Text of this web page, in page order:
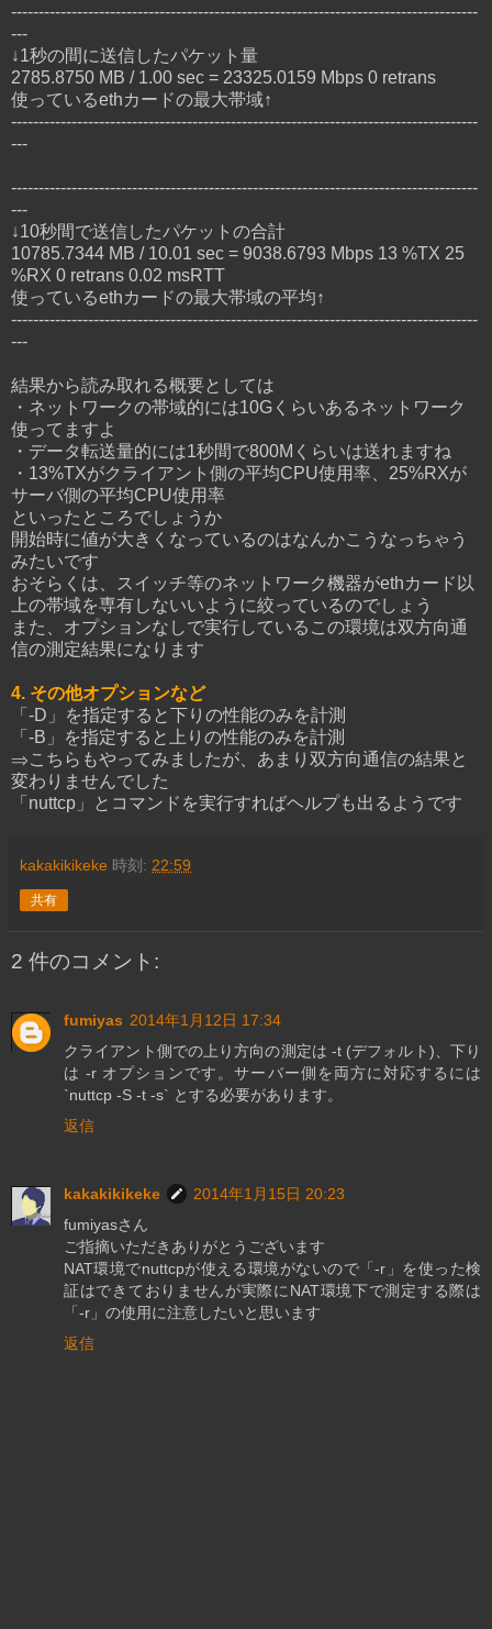
-------------------------------------------------------------------------------------
---
↓1秒の間に送信したパケット量
2785.8750 MB / 1.00 sec = 23325.0159 Mbps 0 retrans
使っているethカードの最大帯域↑
-------------------------------------------------------------------------------------
---
-------------------------------------------------------------------------------------
---
↓10秒間で送信したパケットの合計
10785.7344 MB / 10.01 sec = 9038.6793 Mbps 13 %TX 25
%RX 0 retrans 0.02 msRTT
使っているethカードの最大帯域の平均↑
-------------------------------------------------------------------------------------
---
結果から読み取れる概要としては
・ネットワークの帯域的には10Gくらいあるネットワーク
使ってますよ
・データ転送量的には1秒間で800Mくらいは送れますね
・13%TXがクライアント側の平均CPU使用率、25%RXが
サーバ側の平均CPU使用率
といったところでしょうか
開始時に値が大きくなっているのはなんかこうなっちゃう
みたいです
おそらくは、スイッチ等のネットワーク機器がethカード以
上の帯域を専有しないいように絞っているのでしょう
また、オプションなしで実行しているこの環境は双方向通
信の測定結果になります
4. その他オプションなど
「-D」を指定すると下りの性能のみを計測
「-B」を指定すると上りの性能のみを計測
⇒こちらもやってみましたが、あまり双方向通信の結果と
変わりませんでした
「nuttcp」とコマンドを実行すればヘルプも出るようです
kakakikikeke 時刻: 22:59
共有
2 件のコメント:
fumiyas 2014年1月12日 17:34
クライアント側での上り方向の測定は -t (デフォルト)、下り
は -r オプションです。サーバー側を両方に対応するには
`nuttcp -S -t -s` とする必要があります。
返信
kakakikikeke
2014年1月15日 20:23
fumiyasさん
ご指摘いただきありがとうございます
NAT環境でnuttcpが使える環境がないので「-r」を使った検
証はできておりませんが実際にNAT環境下で測定する際は
「-r」の使用に注意したいと思います
返信